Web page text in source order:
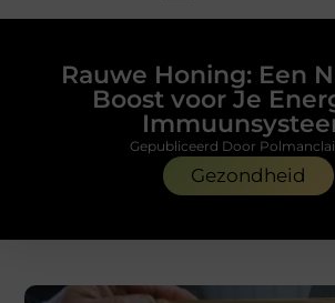
Rauwe Honing: Een
Boost voor Je
Gezondheid
Gepubliceerd Door